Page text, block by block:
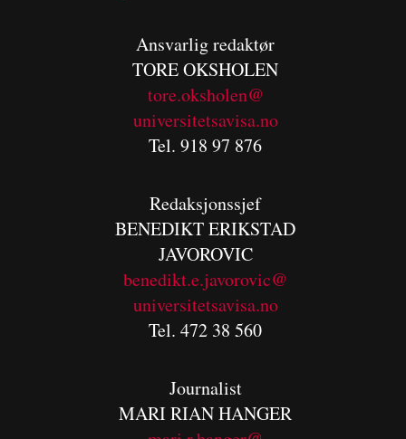
Ansvarlig redaktør
TORE OKSHOLEN
tore.oksholen@
universitetsavisa.no
Tel. 918 97 876
Redaksjonssjef
BENEDIKTERIKSTAD
JAVOROVIC
benedikt.e.javorovic@
universitetsavisa.no
Tel. 472 38 560
Journalist
MARI RIAN HANGER